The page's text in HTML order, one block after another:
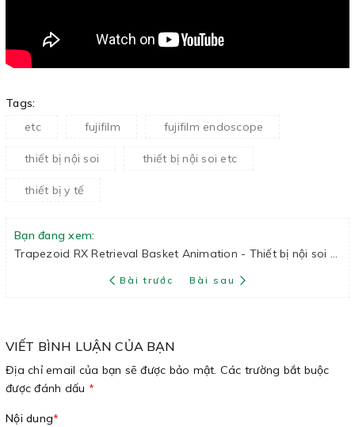
Tags:
etc
fujifilm fujifilm endoscope
thiết bị nội soi thiết bị nội soi etc
thiết bị y tế
Bạn đang xem:
Trapezoid RX Retrieval Basket Animation - Thiết bị nội soi y tế ETC (Fujifilm)
Bài trước Bài sau
VIẾT BÌNH LUẬN CỦA BẠN
Địa chỉ email của bạn sẽ được bảo mật. Các trường bắt buộc
được đánh dấu *
Nội dung*